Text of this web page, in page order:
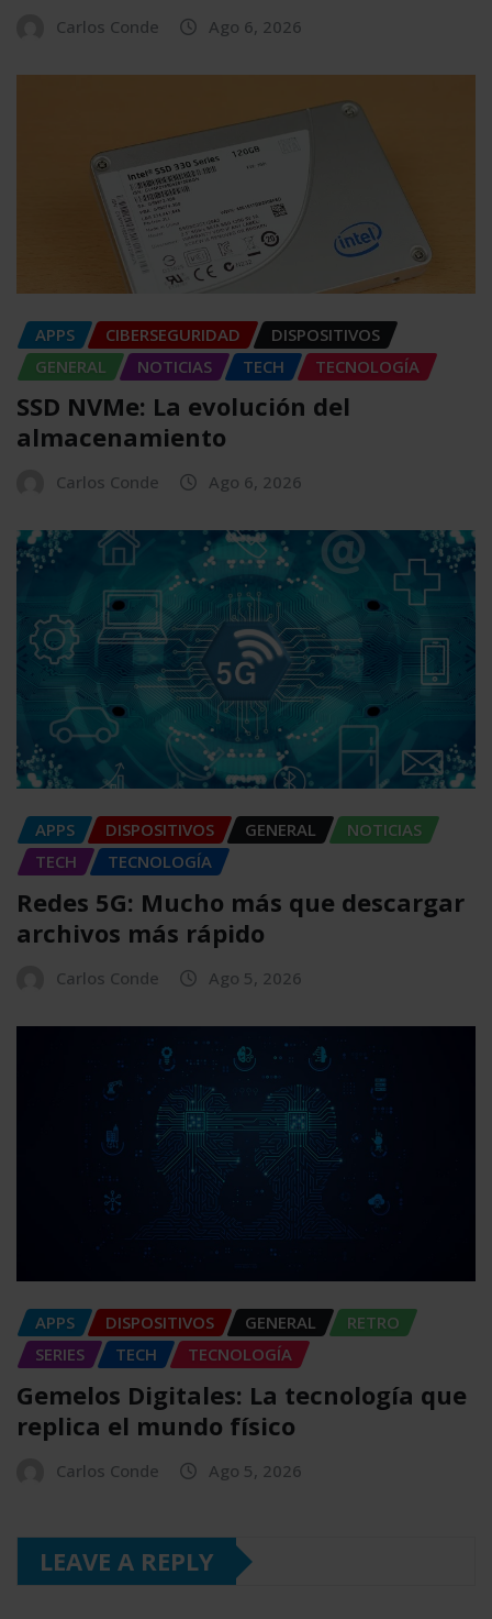
Carlos Conde Ago 6, 2026
APPS CIBERSEGURIDAD
DISPOSITIVOS
GENERAL
NOTICIAS TECH TECNOLOGÍA
SSD NVMe: La evolución del
almacenamiento
Carlos Conde Ago 6, 2026
APPS DISPOSITIVOS GENERAL
NOTICIAS
TECH
TECNOLOGÍA
Redes 5G: Mucho más que descargar
archivos más rápido
Carlos Conde Ago 5, 2026
APPS DISPOSITIVOS GENERAL
RETRO
SERIES
TECH TECNOLOGÍA
Gemelos Digitales: La tecnología que
replica el mundo físico
Carlos Conde Ago 5, 2026
LEAVE A REPLY